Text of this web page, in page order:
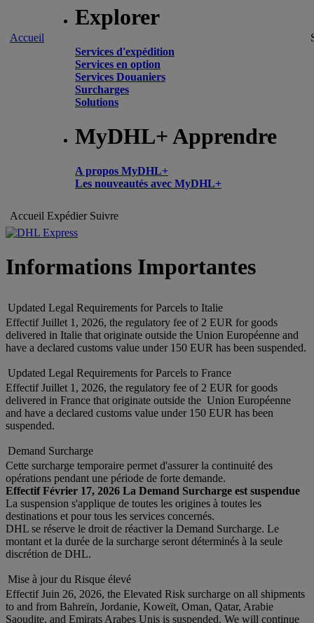
Accueil
Explorer
Services d'expédition
Services en option
Services Douaniers
Surcharges
Solutions
MyDHL+ Apprendre
A propos MyDHL+
Les nouveautés avec MyDHL+
Accueil Expédier Suivre
Informations Importantes
Updated Legal Requirements for Parcels to Italie
Effectif Juillet 1, 2026, the regulatory fee of 2 EUR for goods
delivered in Italie that originate outside the Union Européenne and
have a declared customs value under 150 EUR has been suspended.
Updated Legal Requirements for Parcels to France
Effectif Juillet 1, 2026, the regulatory fee of 2 EUR for goods
delivered in France that originate outside the Union Européenne
and have a declared customs value under 150 EUR has been
suspended.
Demand Surcharge
Cette surcharge temporaire permet d'assurer la continuité des
opérations pendant une période de forte demande.
Effectif Février 17, 2026 La Demand Surcharge est suspendue
La suspension s'applique de toutes les origines à toutes les
destinations et pour tous les services concernés.
DHL se réserve le droit de réactiver la Demand Surcharge. Le
montant et la durée de la surcharge seront déterminés à la seule
discrétion de DHL.
Mise à jour du Risque élevé
Effectif Juin 26, 2026, the Elevated Risk surcharge on all shipments
to and from Bahreïn, Jordanie, Koweït, Oman, Qatar, Arabie
Saoudite, and Emirats Arabes Unis is suspended. We will continue